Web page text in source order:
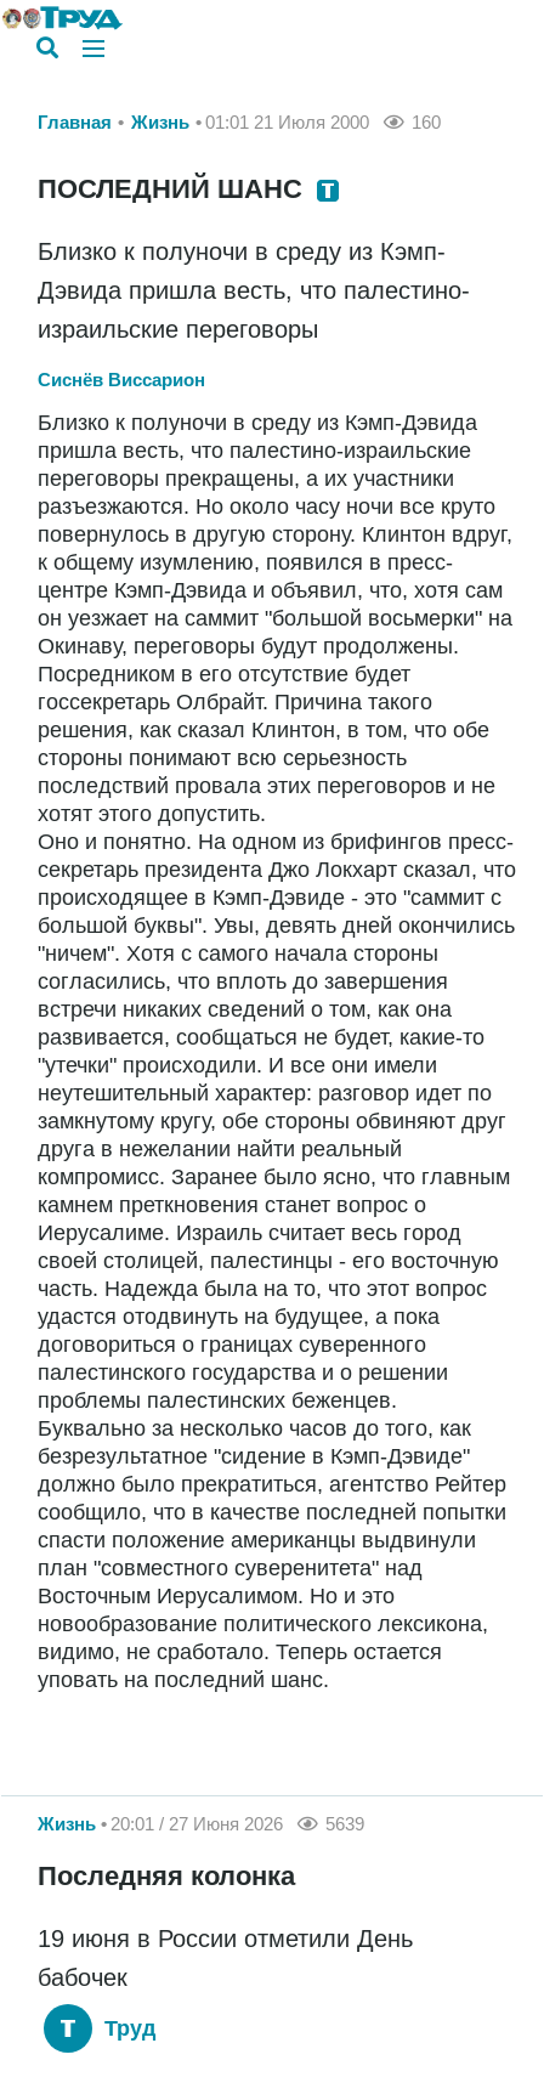
Главная Жизнь 01:01 21 Июля 2000 160
ПОСЛЕДНИЙ ШАНС
Близко к полуночи в среду из Кэмп-
Дэвида пришла весть, что палестино-
израильские переговоры
Сиснёв Виссарион
Близко к полуночи в среду из Кэмп-Дэвида
пришла весть, что палестино-израильские
переговоры прекращены, а их участники
разъезжаются. Но около часу ночи все круто
повернулось в другую сторону. Клинтон вдруг,
к общему изумлению, появился в пресс-
центре Кэмп-Дэвида и объявил, что, хотя сам
он уезжает на саммит "большой восьмерки" на
Окинаву, переговоры будут продолжены.
Посредником в его отсутствие будет
госсекретарь Олбрайт. Причина такого
решения, как сказал Клинтон, в том, что обе
стороны понимают всю серьезность
последствий провала этих переговоров и не
хотят этого допустить.
Оно и понятно. На одном из брифингов пресс-
секретарь президента Джо Локхарт сказал, что
происходящее в Кэмп-Дэвиде - это "саммит с
большой буквы". Увы, девять дней окончились
"ничем". Хотя с самого начала стороны
согласились, что вплоть до завершения
встречи никаких сведений о том, как она
развивается, сообщаться не будет, какие-то
"утечки" происходили. И все они имели
неутешительный характер: разговор идет по
замкнутому кругу, обе стороны обвиняют друг
друга в нежелании найти реальный
компромисс. Заранее было ясно, что главным
камнем преткновения станет вопрос о
Иерусалиме. Израиль считает весь город
своей столицей, палестинцы - его восточную
часть. Надежда была на то, что этот вопрос
удастся отодвинуть на будущее, а пока
договориться о границах суверенного
палестинского государства и о решении
проблемы палестинских беженцев.
Буквально за несколько часов до того, как
безрезультатное "сидение в Кэмп-Дэвиде"
должно было прекратиться, агентство Рейтер
сообщило, что в качестве последней попытки
спасти положение американцы выдвинули
план "совместного суверенитета" над
Восточным Иерусалимом. Но и это
новообразование политического лексикона,
видимо, не сработало. Теперь остается
уповать на последний шанс.
Жизнь 20:01 / 27 Июня 2026 5639
Последняя колонка
19 июня в России отметили День
бабочек
Труд